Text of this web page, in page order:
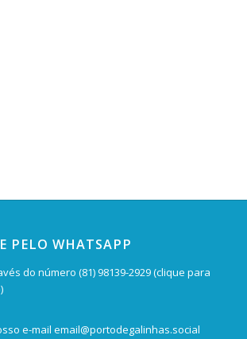
PELO WHATSAPP
do número (81) 98139-2929 (clique para
e-mail email@portodegalinhas.social